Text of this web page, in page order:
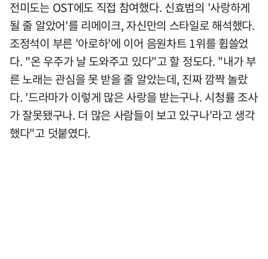
전미도는 OST에도 직접 참여했다. 신효범의 '사랑하게
될 줄 알았어'를 리메이크, 자신만의 스타일로 해석했다.
조정석이 부른 '아로하'에 이어 음원차트 1위를 휩쓸었
다. "온 우주가 날 도와주고 있다"고 할 정도다. "내가 부
른 노래는 관심을 못 받을 줄 알았는데, 진짜 깜짝 놀랐
다. '드라마가 이렇게 많은 사랑을 받는구나. 시청률 조사
가 잘못됐구나. 더 많은 사람들이 보고 있구나'라고 생각
했다"고 덧붙였다.